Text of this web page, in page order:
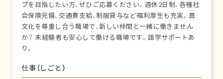
プを目指したい方、ぜひご応募ください。週休2日制、各種社
会保険完備、交通費支給、制服貸与など福利厚生も充実。異
文化を尊重し合う職場で、新しい仲間と一緒に働きません
か？ 未経験者も安心して働ける職場です。語学サポートあ
り。
仕事（しごと）